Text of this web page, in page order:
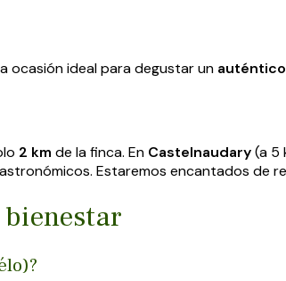
ocasión ideal para degustar un
2 km de la finca. En Castelnaudary(a 5
Estaremos encantados de